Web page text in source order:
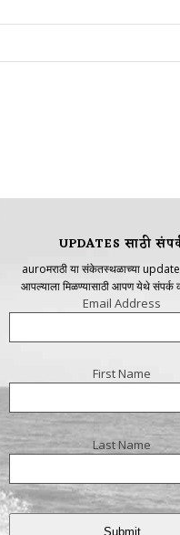
UPDATES साठी
auroमराठी या संकेतस्थळाच्या
आपल्याला मिळण्यासाठी आपण येथे
Email Address
First Name
Last Name
Submit